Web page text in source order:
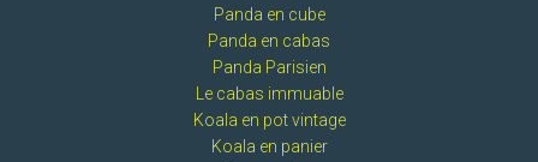
Panda en cube
Panda en cabas
Panda Parisien
Le cabas immuable
Koala en pot vintage
Koala en panier